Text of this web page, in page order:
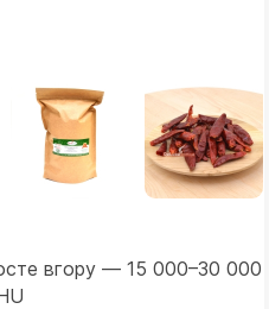
вгору — 15 000–30 000